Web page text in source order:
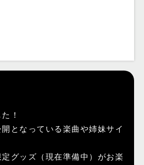
！
となっている楽曲や姉妹サイ
グッズ（現在準備中）がお楽